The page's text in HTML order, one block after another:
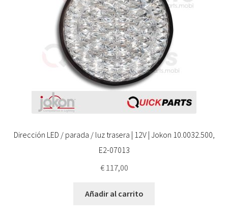
Dirección LED / parada / luz trasera | 12V | Jokon 10.0032.500,
E2-07013
€117,00
Añadir al carrito